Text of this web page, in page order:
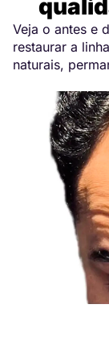
Veja o antes e
restaurar a
naturais,